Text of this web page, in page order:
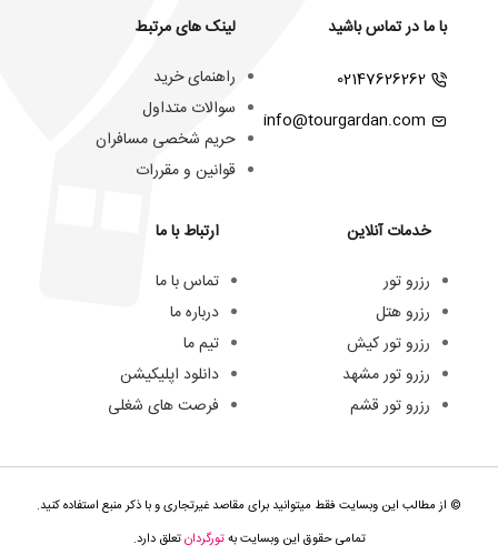
با ما در تماس باشید
02147626262
info@tourgardan.com
خدمات آنلاین
رزرو تور
رزرو هتل
رزرو تور کیش
رزرو تور مشهد
رزرو تور قشم
لینک های مرتبط
راهنمای خرید
سوالات متداول
حریم شخصی مسافران
قوانین و مقررات
ارتباط با ما
تماس با ما
درباره ما
تیم ما
دانلود اپلیکیشن
فرصت های شغلی
© از مطالب این وبسایت فقط میتوانید برای مقاصد غیرتجاری و با ذکر منبع استفاده کنید.
تمامی حقوق این وبسایت بهتورگردانتعلق دارد.